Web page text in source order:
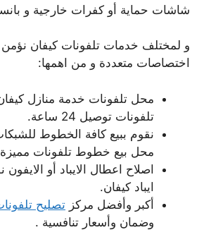
شاشات حماية أو كفرات خارجية و
و لمختلف خدمات تلفونات كيفان
اختصاصات متعددة و من اهمها:
محل تلفونات خدمة منازل
تلفونات توصيل 24 ساعة.
نقوم ببيع كافة الخطوط
محل بيع خطوط تلفونات
اصلاح اعطال الايباد أو
ايباد كيفان.
أكبر وأفضل مركز تصليح
وضمان وأسعار تنافسية .